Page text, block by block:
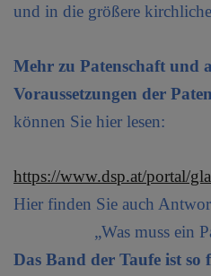
und in die größere
Mehr zu Patenschaft und
Voraussetzungen der Paten
können Sie hier lesen:
https://www.dsp.at/portal/
Hier finden Sie auch
„Was muss ein
Das Band der Taufe ist so